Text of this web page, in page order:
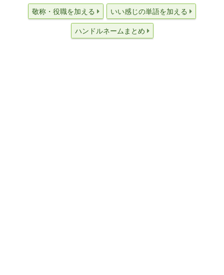
敬称・役職を加える いい感じの単語を加える
ハンドルネームまとめ